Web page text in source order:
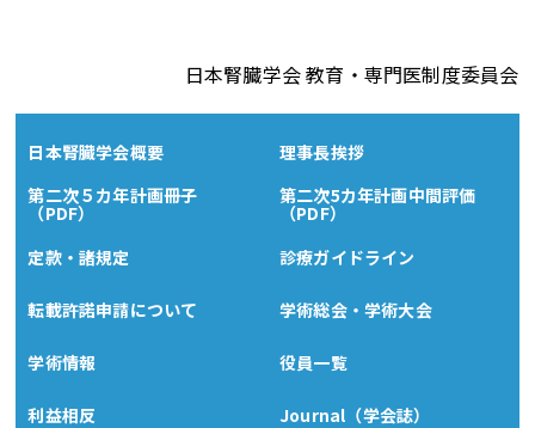
日本腎臓学会概要
理事長挨拶
第二次５カ年計画冊子
（PDF）
第二次5カ年計画中間評価
（PDF）
定款・諸規定
診療ガイドライン
転載許諾申請について 学術総会・学術大会
学術情報 役員一覧
利益相反 Journal（学会誌）
日本腎臓学会 教育・専門医制度委員会